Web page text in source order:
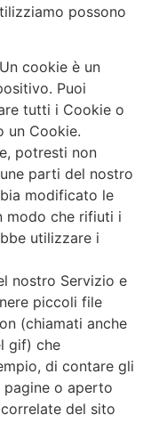
possono
Un cookie è un
Puoi
tutti i Cookie o
un Cookie.
potresti non
parti del nostro
modificato le
modo che rifiuti i
utilizzare i
nostro Servizio e
piccoli file
(chiamati anche
gif) che
di contare gli
o aperto
del sito